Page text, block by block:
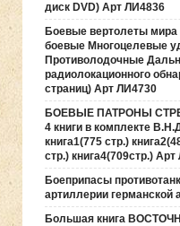
диск DVD) Арт ЛИ4836
Боевые вертолеты
боевые Многоцелевые
Противолодочные
радиолокационного
страниц) Арт ЛИ4730
БОЕВЫЕ ПАТРОНЫ
4 книги в комплекте
книга1(775 стр.)
стр.) книга4(709стр.)
Боеприпасы
артиллерии германской
Большая книга